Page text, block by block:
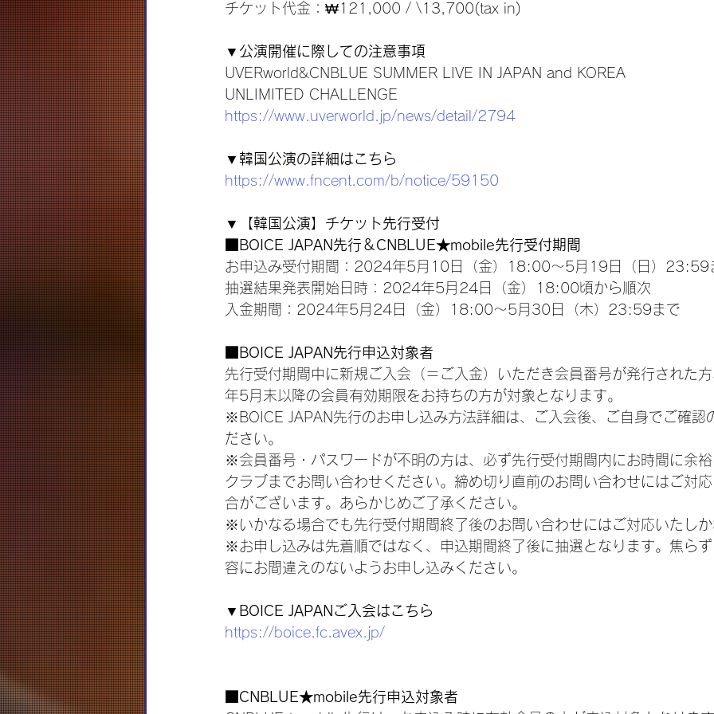
チケット代金：₩121,000 / \13,700(tax in)
▼公演開催に際しての注意事項
UVERworld&CNBLUE SUMMER LIVE IN JAPAN and KOREA
UNLIMITED CHALLENGE
https://www.uverworld.jp/news/detail/2794
▼韓国公演の詳細はこちら
https://www.fncent.com/b/notice/59150
▼【韓国公演】チケット先行受付
■BOICE JAPAN先行＆CNBLUE★mobile先行受付期間
お申込み受付期間：2024年5月10日（金）18:00～5月19日（日）23:59
抽選結果発表開始日時：2024年5月24日（金）18:00頃から順次
入金期間：2024年5月24日（金）18:00～5月30日（木）23:59まで
■BOICE JAPAN先行申込対象者
先行受付期間中に新規ご入会（＝ご入金）いただき会員番号が発行された
年5月末以降の会員有効期限をお持ちの方が対象となります。
※BOICE JAPAN先行のお申し込み方法詳細は、ご入会後、ご自身でご確認
ださい。
※会員番号・パスワードが不明の方は、必ず先行受付期間内にお時間に余
クラブまでお問い合わせください。締め切り直前のお問い合わせにはご対
合がございます。あらかじめご了承ください。
※いかなる場合でも先行受付期間終了後のお問い合わせにはご対応いたし
※お申し込みは先着順ではなく、申込期間終了後に抽選となります。焦ら
容にお間違えのないようお申し込みください。
▼BOICE JAPANご入会はこちら
https://boice.fc.avex.jp/
■CNBLUE★mobile先行申込対象者